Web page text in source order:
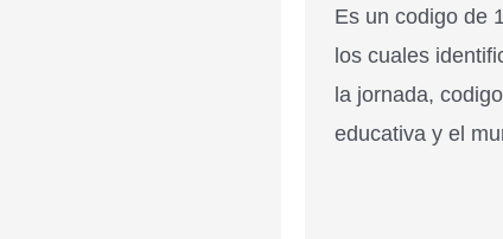
Es un codigo de
los cuales
la jornada,
educativa y el